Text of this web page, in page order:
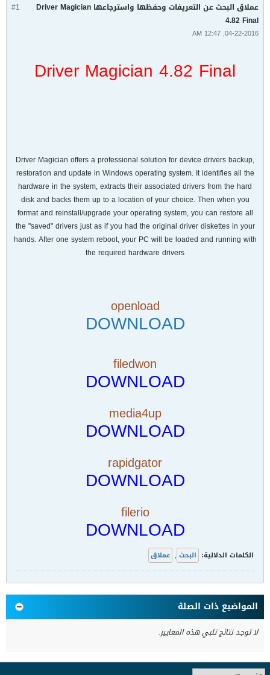
#1
عملاق البحث عن التعريفات وحفظها واسترجاعها Driver Magician
4.82 Final
04-22-2016, 12:47 AM
Driver Magician 4.82 Final
Driver Magician offers a professional solution for device drivers backup,
restoration and update in Windows operating system. It identifies all the
hardware in the system, extracts their associated drivers from the hard
disk and backs them up to a location of your choice. Then when you
format and reinstall/upgrade your operating system, you can restore all
the "saved" drivers just as if you had the original driver diskettes in your
hands. After one system reboot, your PC will be loaded and running with
the required hardware drivers
openload
DOWNLOAD
filedwon
DOWNLOAD
media4up
DOWNLOAD
rapidgator
DOWNLOAD
filerio
DOWNLOAD
الكلمات الدلالية: البحث , عملاق
المواضيع ذات الصلة
لا توجد نتائج تلبي هذه المعايير.